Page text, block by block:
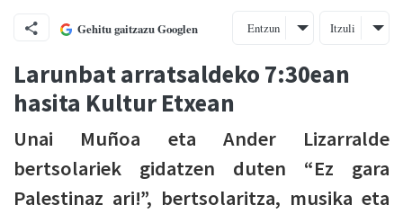
Gehitu gaitzazu Googlen Entzun Itzuli
Larunbat arratsaldeko 7:30ean
hasita Kultur Etxean
Unai Muñoa eta Ander Lizarralde
bertsolariek gidatzen duten “Ez gara
Palestinaz ari!”, bertsolaritza, musika eta